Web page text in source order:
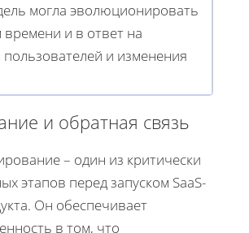
могла эволюционировать
времени и в ответ на
и изменения
и обратная связь
– один из критически
этапов перед запуском SaaS-
Он обеспечивает
в том, что